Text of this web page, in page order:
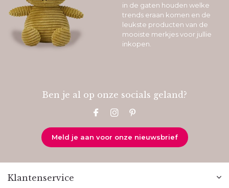
in de gaten houden welke
trends eraan komen en de
leukste producten van de
mooiste merkjes voor jullie
inkopen.
Ben je al op onze socials geland?
Meld je aan voor onze nieuwsbrief
Klantenservice